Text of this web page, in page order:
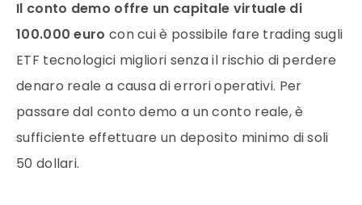
Il conto demo offre un capitale virtuale di
100.000 euro con cui è possibile fare trading sugli
ETF tecnologici migliori senza il rischio di perdere
denaro reale a causa di errori operativi. Per
passare dal conto demo a un conto reale, è
sufficiente effettuare un deposito minimo di soli
50 dollari.